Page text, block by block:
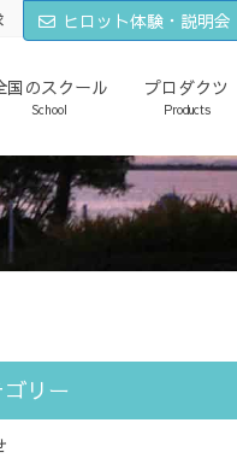
ヒロット体験・説明会
国のスクール
School
プロダクツ
Products
リー